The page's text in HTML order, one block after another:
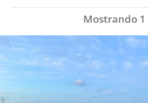
Mostrando 1